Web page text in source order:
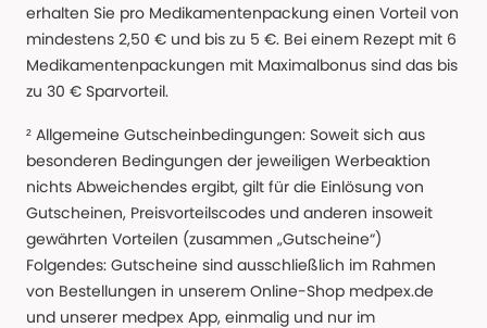
erhalten Sie pro Medikamentenpackung einen Vorteil von
mindestens 2,50 € und bis zu 5 €. Bei einem Rezept mit 6
Medikamentenpackungen mit Maximalbonus sind das bis
zu 30 € Sparvorteil.
² Allgemeine Gutscheinbedingungen: Soweit sich aus
besonderen Bedingungen der jeweiligen Werbeaktion
nichts Abweichendes ergibt, gilt für die Einlösung von
Gutscheinen, Preisvorteilscodes und anderen insoweit
gewährten Vorteilen (zusammen „Gutscheine“)
Folgendes: Gutscheine sind ausschließlich im Rahmen
von Bestellungen in unserem Online-Shop medpex.de
und unserer medpex App, einmalig und nur im